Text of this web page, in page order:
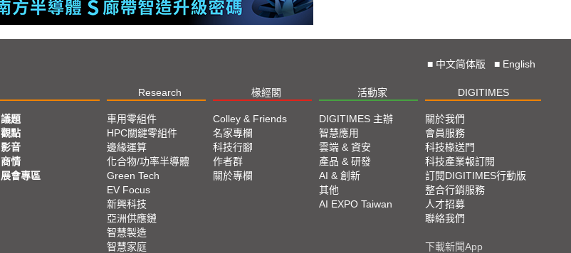
■ 中文简体版 ■ English
Research 椽經閣 活動家 DIGITIMES
議題
觀點
影音
商情
展會專區
車用零組件
HPC關鍵零組件
邊緣運算
化合物/功率半導體
Green Tech
EV Focus
新興科技
亞洲供應鏈
智慧製造
智慧家庭
Colley & Friends
名家專欄
科技行腳
作者群
關於專欄
DIGITIMES 主辦
智慧應用
雲端 & 資安
產品 & 研發
AI & 創新
其他
AI EXPO Taiwan
關於我們
會員服務
科技椽送門
科技產業報訂閱
訂閱DIGITIMES行動版
整合行銷服務
人才招募
聯絡我們
下載新聞App